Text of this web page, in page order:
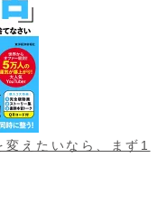
えたいなら、まず1